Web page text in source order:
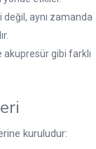
aynı zamanda
akupresür gibi farklı
kuruludur: